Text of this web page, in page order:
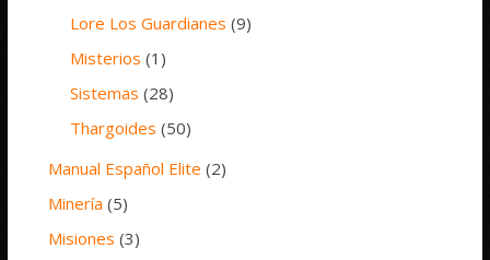
Lore Los Guardianes (9)
Misterios (1)
Sistemas (28)
Thargoides (50)
Manual Español Elite (2)
Minería (5)
Misiones (3)